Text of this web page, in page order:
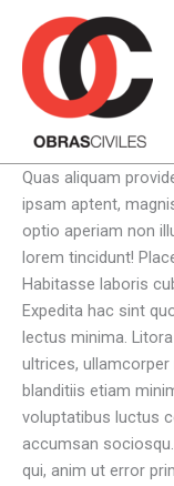
contenido
Quas aliquam
ipsam aptent,
optio aperiam non
lorem tincidunt!
Habitasse laboris
Expedita hac sint
lectus minima.
ultrices,
blanditiis etiam
voluptatibus luctus
accumsan
qui, anim ut error